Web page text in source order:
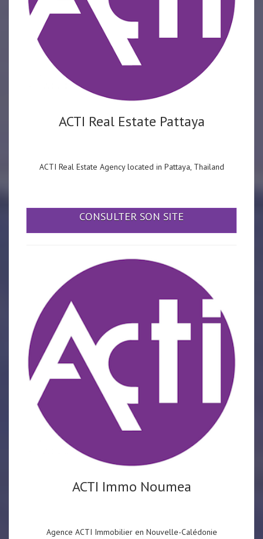
ACTI Real Estate Pattaya
ACTI Real Estate Agency located in Pattaya, Thailand
CONSULTER SON SITE
ACTI Immo Noumea
Agence ACTI Immobilier en Nouvelle-Calédonie